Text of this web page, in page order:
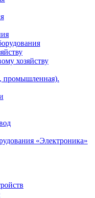
хозяйству
промышленная).
«Электроника»